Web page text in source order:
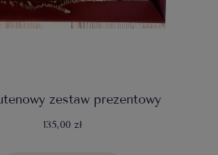
zestaw prezentowy
135,00 zł